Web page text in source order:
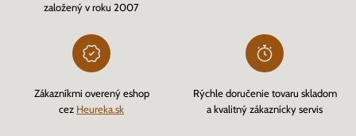
založený v roku 2007
Zákazníkmi overený eshop
cez Heureka.sk
Rýchle doručenie tovaru skladom
a kvalitný zákaznícky servis